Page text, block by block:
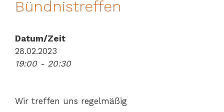
Bündnistreffen
Datum/Zeit
28.02.2023
19:00 - 20:30
Wir treffen uns regelmäßig